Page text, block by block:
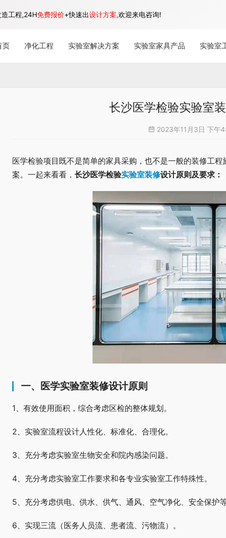
页 净化工程 实验室解决方案 实验室家具产品 实验室
长沙医学检验实验室
2023年11月3日 下午
医学检验项目既不是简单的家具采购，也不是一般的装修工
案。一起来看看， 长沙医学检验实验室装修设计原则及要求：
一、医学实验室装修设计原则
1、有效使用面积，综合考虑区检的整体规划。
2、实验室流程设计人性化、标准化、合理化。
3、充分考虑实验室生物安全和院内感染问题。
4、充分考虑实验室工作要求和各专业实验室工作特殊性。
5、充分考虑供电、供水、供气、通风、空气净化、安全保护等
6、实现三流（医务人员流、患者流、污物流）。
工程,24H免费报价+快速出设计方案,欢迎来电咨询!